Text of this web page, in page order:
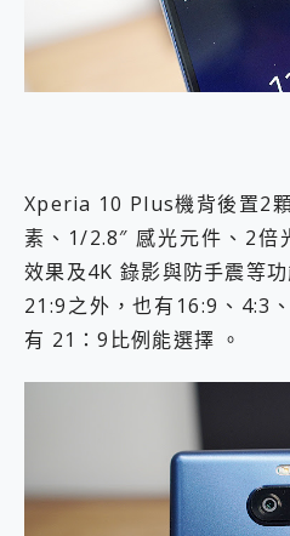
Xperia 10 Plus機背後置2
素、1/2.8″ 感光元件、2倍
效果及4K 錄影與防手震等
21:9之外，也有16:9、4:3
有 21：9比例能選擇 。